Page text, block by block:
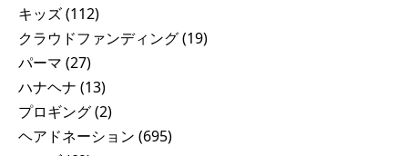
キッズ(112)
クラウドファンディング(19)
パーマ (27)
ハナヘナ (13)
プロギング(2)
ヘアドネーション (695)